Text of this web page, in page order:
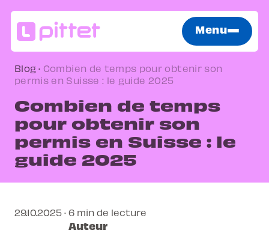
Menu
Blog · Combien de temps pour obtenir son
permis en Suisse : le guide 2025
Combien de temps
pour obtenir son
permis en Suisse : le
guide 2025
29.10.2025 · 6 min de lecture
Auteur